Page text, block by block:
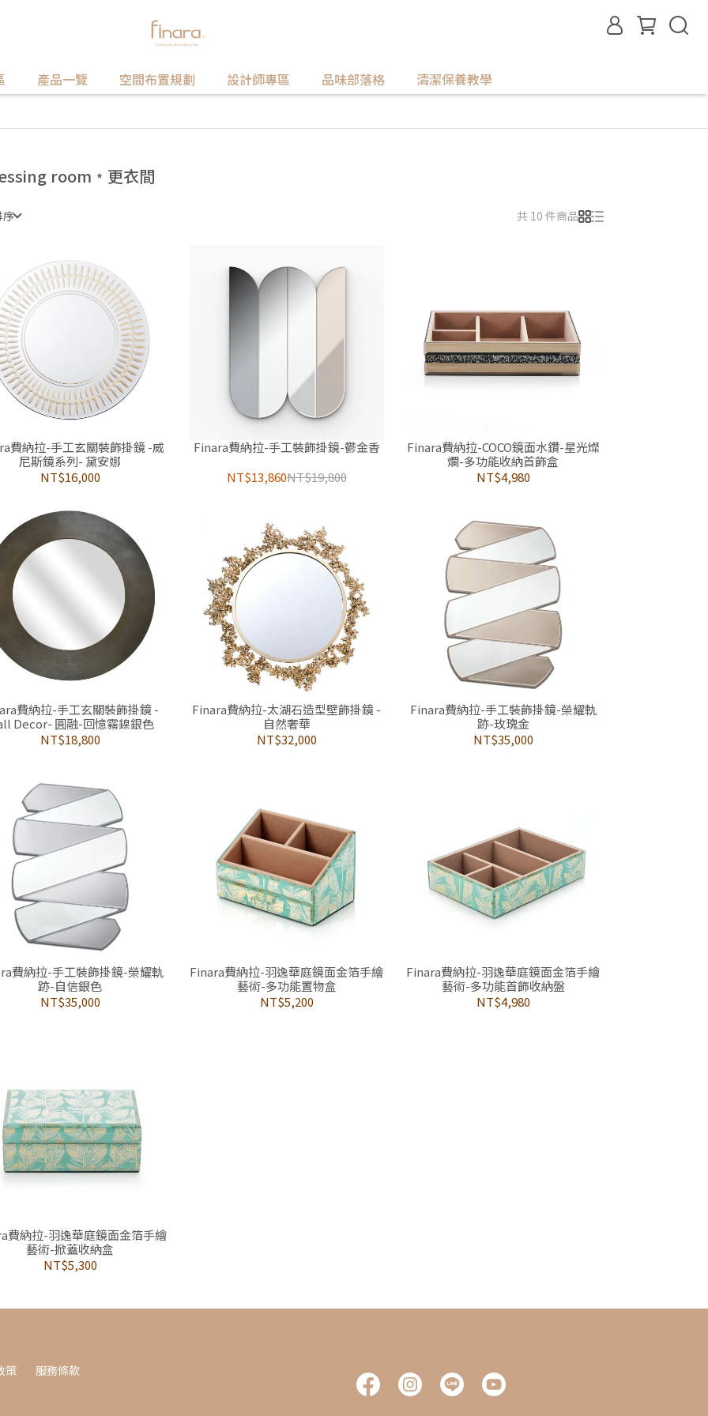
產品一覽 空間布置規劃 設計師專區 品味部落格 清潔保養教學
room﹡更衣間
序 共 10 件商品
費納拉-手工玄關裝飾掛鏡 -威
尼斯鏡系列- 黛安娜
NT$16,000
Finara費納拉-手工裝飾掛鏡-鬱金香
NT$13,860NT$19,800
Finara費納拉-COCO鏡面水鑽-星光燦
爛-多功能收納首飾盒
NT$4,980
費納拉-手工玄關裝飾掛鏡 -
Decor- 圓融-回憶霧鎳銀色
NT$18,800
Finara費納拉-太湖石造型壁飾掛鏡 -
自然奢華
NT$32,000
Finara費納拉-手工裝飾掛鏡-榮耀軌
跡-玫瑰金
NT$35,000
費納拉-手工裝飾掛鏡-榮耀軌
跡-自信銀色
NT$35,000
Finara費納拉-羽逸華庭鏡面金箔手繪
藝術-多功能置物盒
NT$5,200
Finara費納拉-羽逸華庭鏡面金箔手繪
藝術-多功能首飾收納盤
NT$4,980
費納拉-羽逸華庭鏡面金箔手繪
藝術-掀蓋收納盒
NT$5,300
策 服務條款